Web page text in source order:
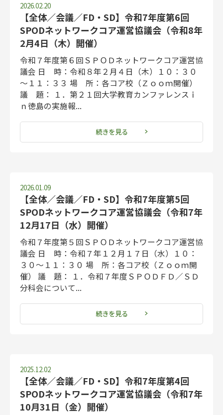
2026.02.20
【全体／会議／FD・SD】令和7年度第6回
SPODネットワークコア運営協議会（令和8年
2月4日（木）開催）
令和７年度第６回ＳＰＯＤネットワークコア運営協
議会 日 時：令和８年２月４日（木）１０：３０
～１１：３３ 場 所：各コア校（Ｚｏｏｍ開催）
議 題： １．第２１回大学教育カンファレンスｉ
ｎ徳島の実施報...
続きを見る
2026.01.09
【全体／会議／FD・SD】令和7年度第5回
SPODネットワークコア運営協議会（令和7年
12月17日（水）開催）
令和７年度第５回ＳＰＯＤネットワークコア運営協
議会 日 時：令和７年１２月１７日（水）１０：
３０～１１：３０ 場 所：各コア校（Ｚｏｏｍ開
催） 議 題： １．令和７年度ＳＰＯＤＦＤ／ＳＤ
分科会について...
続きを見る
2025.12.02
【全体／会議／FD・SD】令和7年度第4回
SPODネットワークコア運営協議会（令和7年
10月31日（金）開催）